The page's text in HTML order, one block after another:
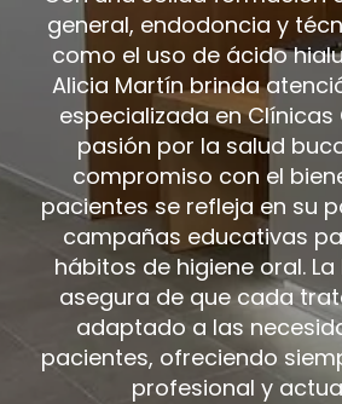
general, endodoncia y
como el uso de ácido
Alicia Martín brinda
especializada en Clínicas
pasión por la salud
compromiso con el
pacientes se refleja en su
campañas educativas
hábitos de higiene oral. La
asegura de que cada
adaptado a las
pacientes, ofreciendo
profesional y